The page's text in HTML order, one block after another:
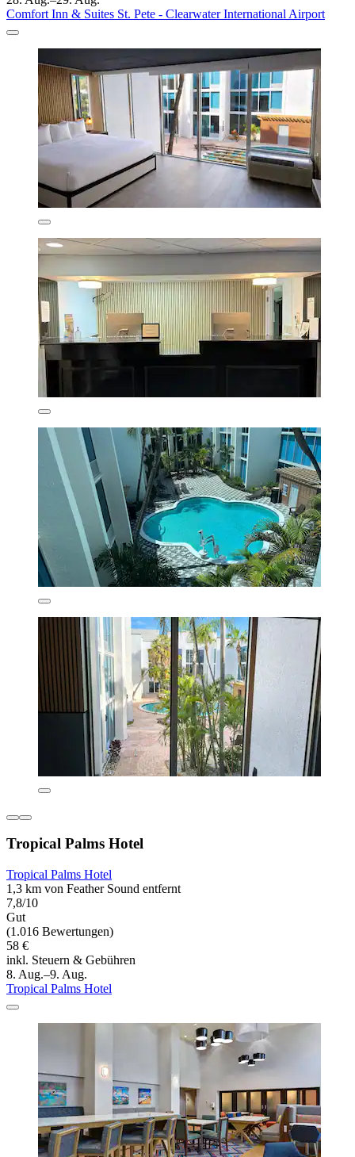
Comfort Inn & Suites St. Pete - Clearwater International Airport
Tropical Palms Hotel
Tropical Palms Hotel
1,3 km von Feather Sound entfernt
7,8/10
Gut
(1.016 Bewertungen)
58 €
inkl. Steuern & Gebühren
8. Aug.–9. Aug.
Tropical Palms Hotel